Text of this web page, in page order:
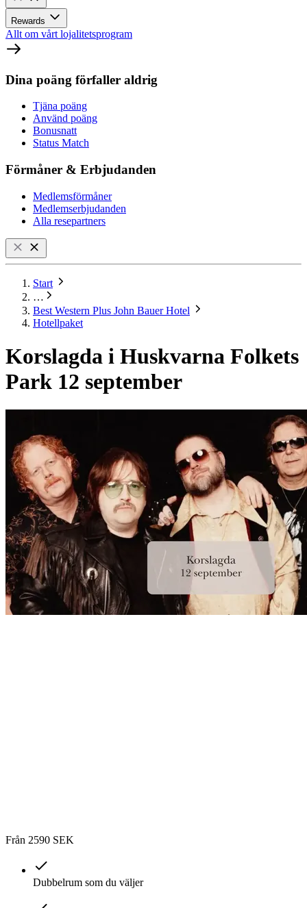
Rewards
Allt om vårt lojalitetsprogram
Dina poäng förfaller aldrig
Tjäna poäng
Använd poäng
Bonusnatt
Status Match
Förmåner & Erbjudanden
Medlemsförmåner
Medlemserbjudanden
Alla resepartners
Start
…
Best Western Plus John Bauer Hotel
Hotellpaket
Korslagda i Huskvarna Folkets
Park 12 september
Från 2590 SEK
Dubbelrum som du väljer